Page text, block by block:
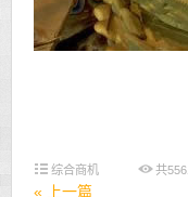
综合商机 共556
« 上一篇